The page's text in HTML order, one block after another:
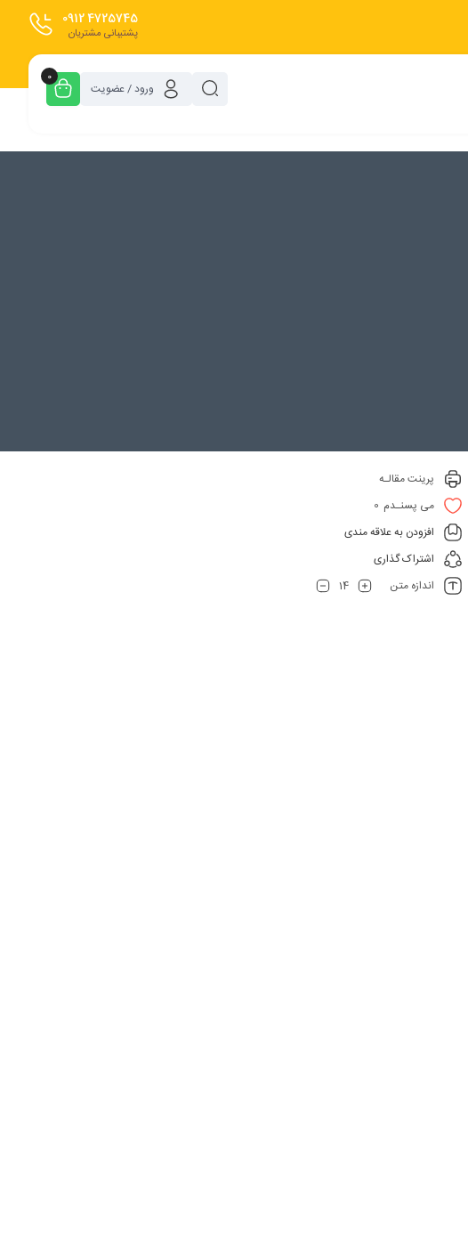
4725745
0912
پشتیبانی مشتریان
0
ورود / عضویت
پرینت مقالـه
می پسنـدم 0
افزودن به علاقه مندی
اشتراک گذاری
اندازه متن
14